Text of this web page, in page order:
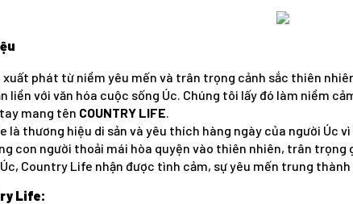
xuất phát từ niềm yêu mến và trân trọng cảnh sắc thiên
liền với văn hóa cuộc sống Úc. Chúng tôi lấy đó làm niềm
mang tên COUNTRY LIFE.
là thương hiệu di sản và yêu thích hàng ngày của người
con người thoải mái hòa quyện vào thiên nhiên, trân trọng
Country Life nhận được tình cảm, sự yêu mến trung
Life: